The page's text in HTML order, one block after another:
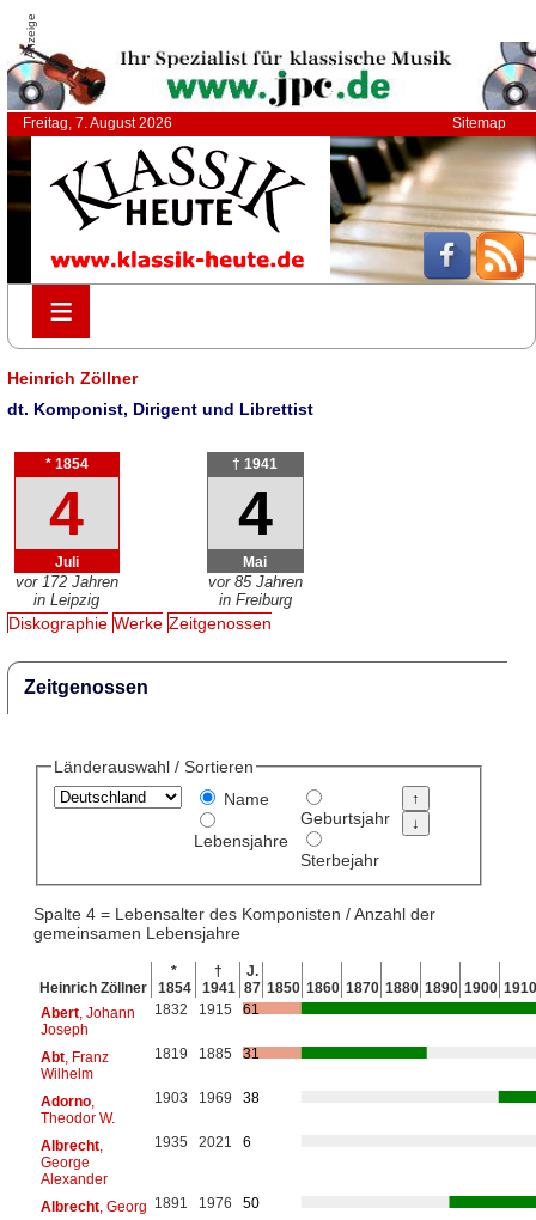
Anzeige
Freitag, 7. August 2026 Sitemap
≡
≡
Heinrich Zöllner
dt. Komponist, Dirigent und Librettist
* 1854
4
Juli
vor 172 Jahren
in Leipzig
† 1941
4
Mai
vor 85 Jahren
in Freiburg
Diskographie Werke Zeitgenossen
Zeitgenossen
Länderauswahl / Sortieren
Name
Lebensjahre
Geburtsjahr
Sterbejahr
Spalte 4 = Lebensalter des Komponisten / Anzahl der
gemeinsamen Lebensjahre
Heinrich Zöllner
*
1854
†
1941
J.
87 1850 1860 1870 1880 1890 1900 1910
Abert, Johann
Joseph
1832 1915 61
Abt, Franz
Wilhelm
1819 1885 31
Adorno,
Theodor W.
1903 1969 38
Albrecht,
George
Alexander
1935 2021 6
Albrecht, Georg 1891 1976
50